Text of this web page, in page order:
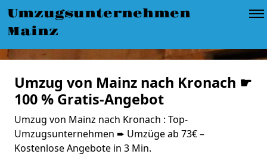
Umzugsunternehmen
Mainz
Umzug von Mainz nach Kronach ☛
100 % Gratis-Angebot
Umzug von Mainz nach Kronach : Top-
Umzugsunternehmen ➨ Umzüge ab 73€ –
Kostenlose Angebote in 3 Min.